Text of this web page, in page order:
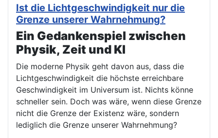
Ist die Lichtgeschwindigkeit nur die
Grenze unserer Wahrnehmung?
Ein Gedankenspiel zwischen
Physik, Zeit und KI
Die moderne Physik geht davon aus, dass die
Lichtgeschwindigkeit die höchste erreichbare
Geschwindigkeit im Universum ist. Nichts könne
schneller sein. Doch was wäre, wenn diese Grenze
nicht die Grenze der Existenz wäre, sondern
lediglich die Grenze unserer Wahrnehmung?